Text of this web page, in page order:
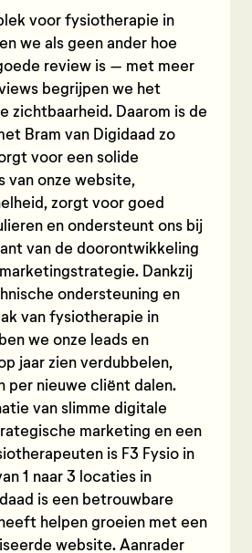
voor fysiotherapie in
we als geen ander hoe
review is – met meer
begrijpen we het
zichtbaarheid. Daarom is de
Bram van Digidaad zo
voor een solide
van onze website,
zorgt voor goed
en ondersteunt ons bij
van de doorontwikkeling
Dankzij
ondersteuning en
van fysiotherapie in
we onze leads en
jaar zien verdubbelen,
per nieuwe cliënt dalen.
van slimme digitale
marketing en een
is F3 Fysio in
1 naar 3 locaties in
is een betrouwbare
helpen groeien met een
website. Aanrader